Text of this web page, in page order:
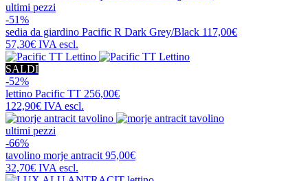
ultimi pezzi
-51%
sedia da giardino Pacific R Dark Grey/Black 117,00€
57,30€ IVA escl.
SALDI
-52%
lettino Pacific TT 256,00€
122,90€ IVA escl.
ultimi pezzi
-66%
tavolino morje antracit 95,00€
32,70€ IVA escl.